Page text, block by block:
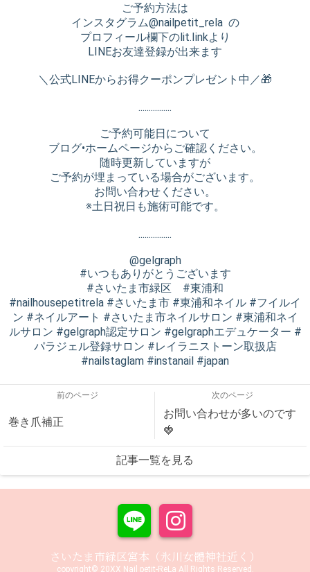
ご予約方法は
インスタグラム@nailpetit_rela の
プロフィール欄下のlit.Iinkより
LINEお友達登録が出来ます
＼公式LINEからお得クーポンプレゼント中／🎁
................
ご予約可能日について
ブログ•ホームページからご確認ください。
随時更新していますが
ご予約が埋まっている場合がございます。
お問い合わせください。
※土日祝日も施術可能です。
................
@gelgraph
#いつもありがとうございます
#さいたま市緑区 #東浦和
#nailhousepetitrela #さいたま市 #東浦和ネイル #フイルイ
ン #ネイルアート #さいたま市ネイルサロン #東浦和ネイ
ルサロン #gelgraph認定サロン #gelgraphエデュケーター #
パラジェル登録サロン #レイラニストーン取扱店
#nailstaglam #instanail #japan
前のページ
巻き爪補正
次のページ
お問い合わせが多いのです
🍓
記事一覧を見る
さいたま市緑区宮本（氷川女體神社近く）
copyright© 20XX Nail petit-ReLa All Rights Reserved.